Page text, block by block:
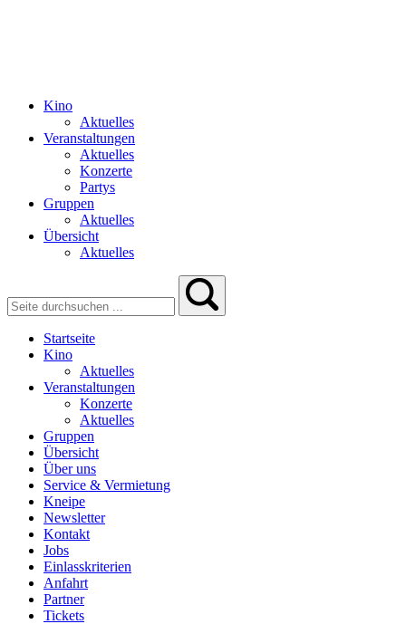
Kino
Aktuelles
Veranstaltungen
Aktuelles
Konzerte
Partys
Gruppen
Aktuelles
Übersicht
Aktuelles
Startseite
Kino
Aktuelles
Veranstaltungen
Konzerte
Aktuelles
Gruppen
Übersicht
Über uns
Service & Vermietung
Kneipe
Newsletter
Kontakt
Jobs
Einlasskriterien
Anfahrt
Partner
Tickets